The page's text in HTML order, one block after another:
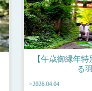
【午歳御縁年
る
>2026.04.04